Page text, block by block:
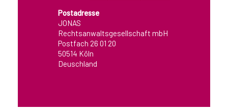
Postadresse
JONAS
Rechtsanwaltsgesellschaft mbH
Postfach 26 01 20
50514 Köln
Deuschland